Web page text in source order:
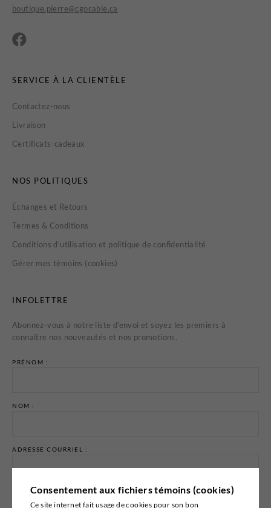
boutique.pierre@cgocable.ca
SERVICE À LA CLIENTÈLE
Contactez-nous
Livraison
Certificats-cadeaux
NOS POLITIQUES
Échanges et Retours
Termes & Conditions
Conditions d’utilisation et politique de confidentialité
Gérer mes témoins (cookies)
INFOLETTRE
Abonnez-vous à notre liste d’envoi et soyez les premiers à
connaître nos nouveautés et nos promotions.
PRÉNOM :
NOM :
ADRESSE COURRIEL :
Consentement aux fichiers témoins (cookies)
Ce site internet fait usage de cookies pour son bon